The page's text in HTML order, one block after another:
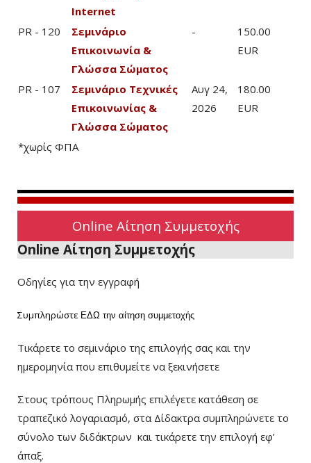
Internet
PR - 120
Σεμινάριο
Επικοινωνία &
Γλώσσα Σώματος
-
150.00
EUR
PR - 107
Σεμινάριο Τεχνικές
Επικοινωνίας &
Γλώσσα Σώματος
Αυγ 24,
2026
180.00
EUR
*χωρίς ΦΠΑ
Online Αίτηση Συμμετοχής
Online Αίτηση Συμμετοχής
Οδηγίες για την εγγραφή
Συμπληρώστε ΕΔΩ την αίτηση συμμετοχής
Τικάρετε το σεμινάριο της επιλογής σας και την
ημερομηνία που επιθυμείτε να ξεκινήσετε
Στους τρόπους Πληρωμής επιλέγετε κατάθεση σε
τραπεζικό λογαριασμό, στα Δίδακτρα συμπληρώνετε το
σύνολο των διδάκτρων και τικάρετε την επιλογή εφ’
άπαξ.